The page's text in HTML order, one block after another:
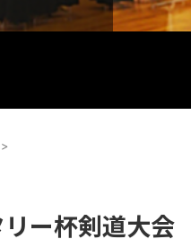
>
ー杯剣道大会